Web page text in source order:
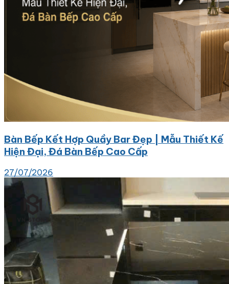
Bàn Bếp Kết Hợp Quầy Bar Đẹp | Mẫu Thiết Kế
Hiện Đại, Đá Bàn Bếp Cao Cấp
27/07/2026